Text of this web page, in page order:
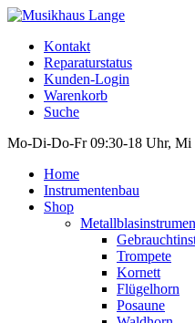
Kontakt
Reparaturstatus
Kunden-Login
Warenkorb
Suche
Mo-Di-Do-Fr 09:30-18 Uhr, Mi
Home
Instrumentenbau
Shop
Trompete
Kornett
Flügelhorn
Posaune